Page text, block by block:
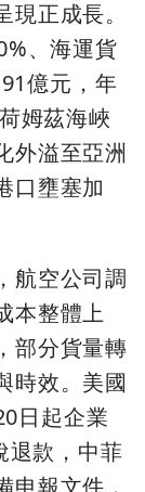
正成長。
、海運貨
億元，年
姆茲海峽
外溢至亞洲
口壅塞加
航空公司調
本整體上
部分貨量轉
時效。美國
日起企業
退款，中菲